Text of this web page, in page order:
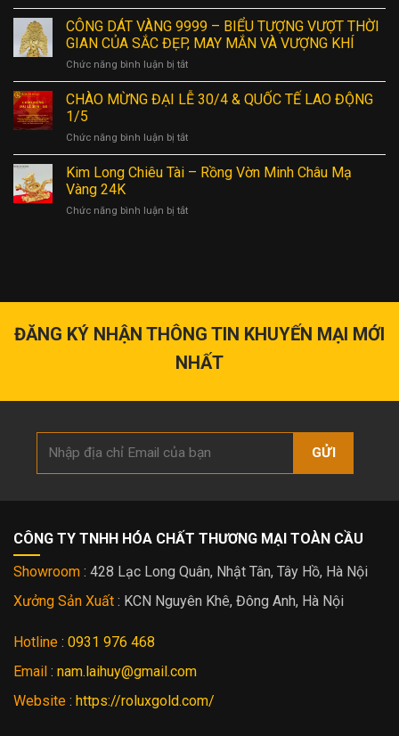
–
Biểu
Tượng
và
Thành
MẶT
TRỐNG
ĐỒNG
MẠ
24K
–
HÓA
VÀ
CÔNG DÁT VÀNG 9999 – BIỂU TƯỢNG VƯỢT THỜI
GIAN CỦA SẮC ĐẸP, MAY MẮN VÀ VƯỢNG KHÍ
Chức năng bình luận bị tắt
CÔNG
DÁT
BIỂU
TƯỢNG
KHÍ
CHÀO MỪNG ĐẠI LỄ 30/4 & QUỐC TẾ LAO ĐỘNG
1/5
Chức năng bình luận bị tắt
CHÀO
MỪNG
1/5
Kim Long Chiêu Tài – Rồng Vờn Minh Châu Mạ
Vàng 24K
Chức năng bình luận bị tắt
Rồng
Minh
Mạ
ĐĂNG KÝ NHẬN THÔNG TIN KHUYẾN MẠI MỚI
NHẤT
CÔNG TY TNHH HÓA CHẤT THƯƠNG MẠI TOÀN CẦU
Showroom : 428 Lạc Long Quân, Nhật Tân, Tây Hồ, Hà Nội
Xưởng Sản Xuất : KCN Nguyên Khê, Đông Anh, Hà Nội
Hotline : 0931 976 468
Email : nam.laihuy@gmail.com
Website : https://roluxgold.com/